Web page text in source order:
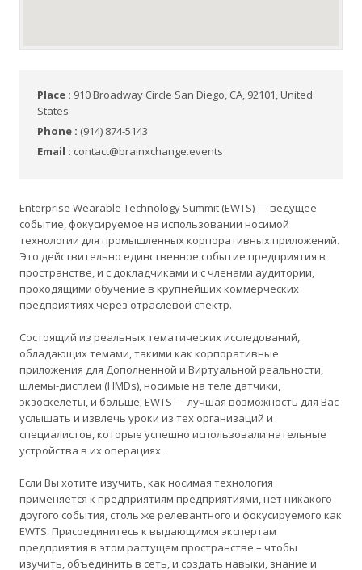
Place : 910 Broadway Circle San Diego, CA, 92101, United
States
Phone : (914) 874-5143
Email : contact@brainxchange.events
Enterprise Wearable Technology Summit (EWTS) — ведущее
событие, фокусируемое на использовании носимой
технологии для промышленных корпоративных приложений.
Это действительно единственное событие предприятия в
пространстве, и с докладчиками и с членами аудитории,
проходящими обучение в крупнейших коммерческих
предприятиях через отраслевой спектр.
Состоящий из реальных тематических исследований,
обладающих темами, такими как корпоративные
приложения для Дополненной и Виртуальной реальности,
шлемы-дисплеи (HMDs), носимые на теле датчики,
экзоскелеты, и больше; EWTS — лучшая возможность для Вас
услышать и извлечь уроки из тех организаций и
специалистов, которые успешно использовали нательные
устройства в их операциях.
Если Вы хотите изучить, как носимая технология
применяется к предприятиям предприятиями, нет никакого
другого события, столь же релевантного и фокусируемого как
EWTS. Присоединитесь к выдающимся экспертам
предприятия в этом растущем пространстве – чтобы
изучить, объединить в сеть, и создать навыки, знание и